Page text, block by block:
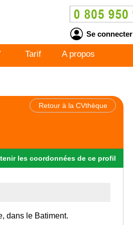
Se connecter
Tarif A propos
Retour à la CVthèque
les coordonnées de ce profil
dans le Batiment.